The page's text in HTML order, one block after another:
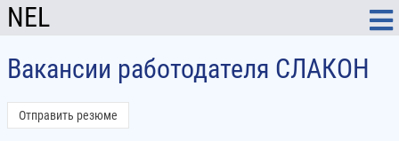
NEL
Вакансии работодателя СЛАКОН
Отправить резюме